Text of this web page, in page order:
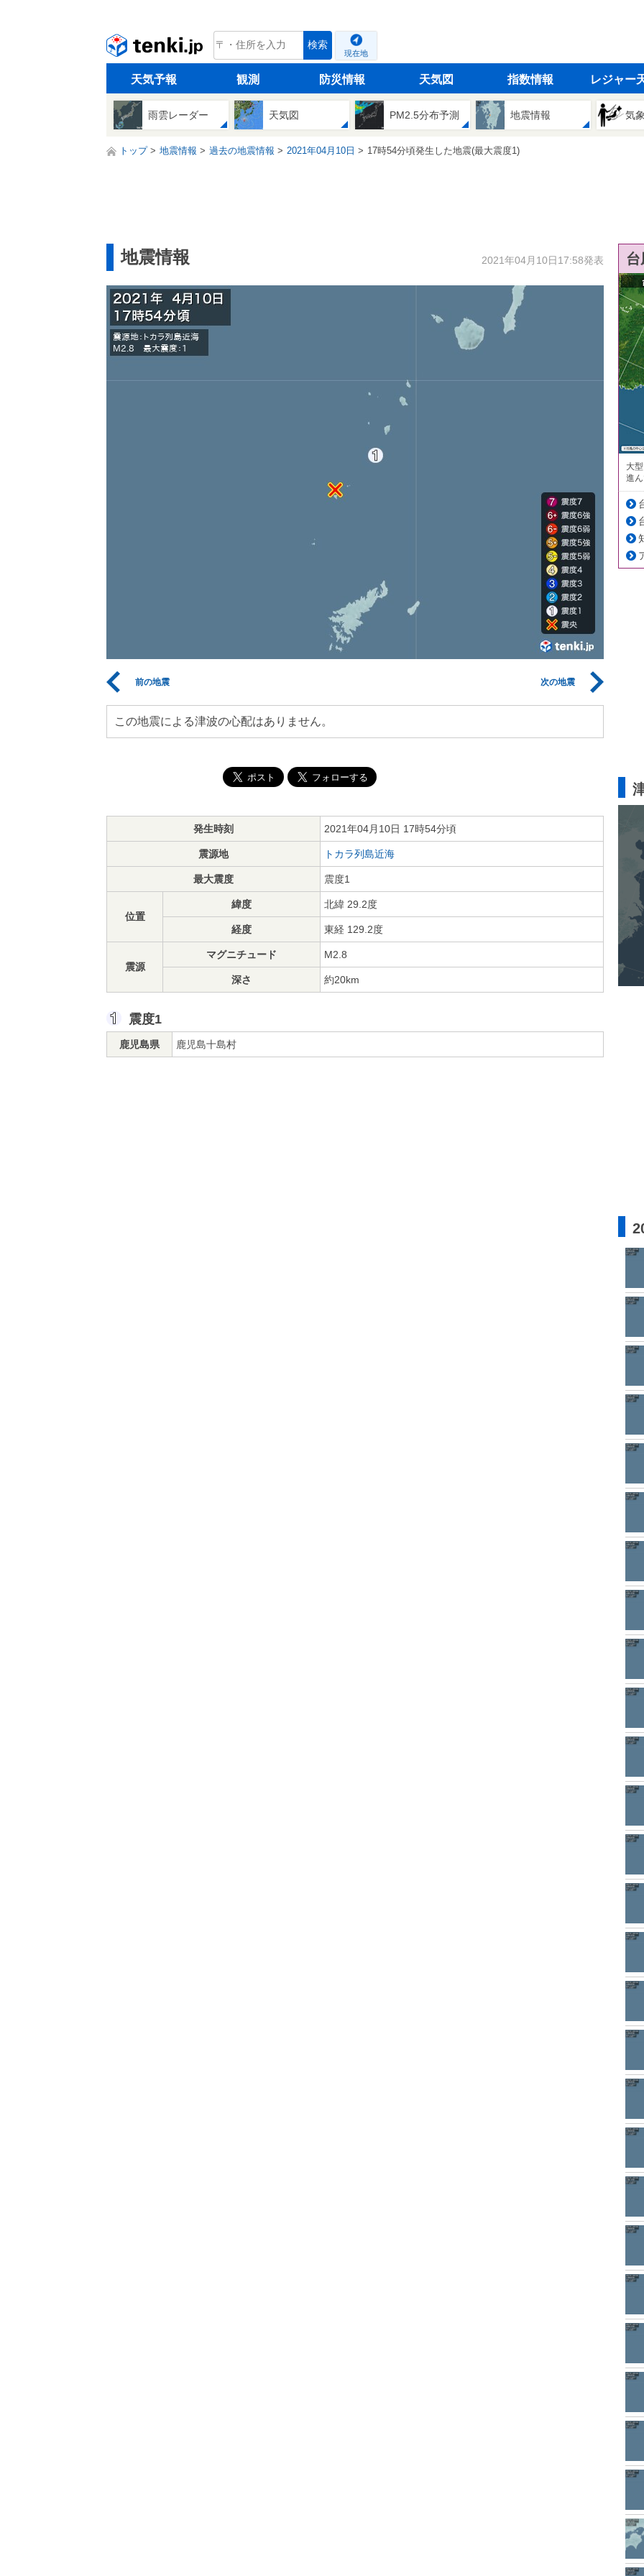
tenki.jp 検索
現在地
天気予報 観測 防災情報 天気図 指数情報 レジャー
雨雲レーダー 天気図 PM2.5分布予測 地震情報 気
トップ 地震情報 過去の地震情報 2021年04月10日 17時54分頃発生した地震(最大震度1)
地震情報 2021年04月10日17:58発表
前の地震 次の地震
この地震による津波の心配はありません。
発生時刻 2021年04月10日 17時54分頃
震源地 トカラ列島近海
最大震度 震度1
位置
緯度 北緯 29.2度
経度 東経 129.2度
震源
マグニチュード M2.8
深さ 約20km
震度1
鹿児島県 鹿児島十島村
大
進